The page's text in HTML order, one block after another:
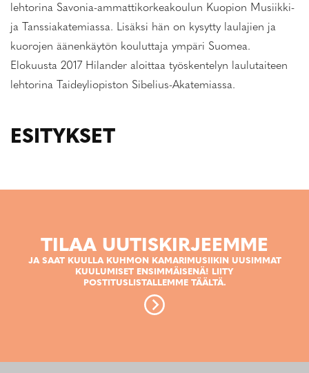
lehtorina Savonia-ammattikorkeakoulun Kuopion Musiikki-
ja Tanssiakatemiassa. Lisäksi hän on kysytty laulajien ja
kuorojen äänenkäytön kouluttaja ympäri Suomea.
Elokuusta 2017 Hilander aloittaa työskentelyn laulutaiteen
lehtorina Taideyliopiston Sibelius-Akatemiassa.
ESITYKSET
TILAA UUTISKIRJEEMME
JA SAAT KUULLA KUHMON KAMARIMUSIIKIN UUSIMMAT
KUULUMISET ENSIMMÄISENÄ! LIITY
POSTITUSLISTALLEMME TÄÄLTÄ.